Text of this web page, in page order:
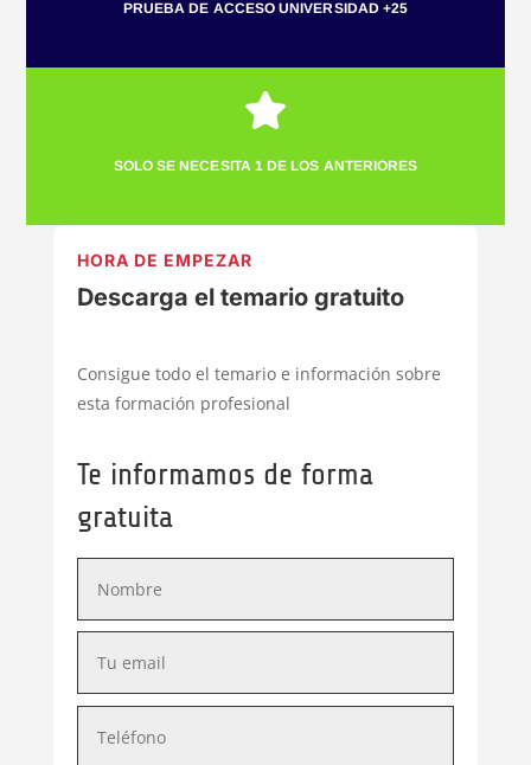
PRUEBA DE ACCESO UNIVERSIDAD +25

SOLO SE NECESITA 1 DE LOS ANTERIORES
HORA DE EMPEZAR
Descarga el temario gratuito
Consigue todo el temario e información sobre
esta formación profesional
Te informamos de forma
gratuita